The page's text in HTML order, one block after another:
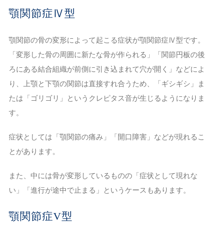
顎関節症Ⅳ型
顎関節の骨の変形によって起こる症状が顎関節症Ⅳ型です。
「変形した骨の周囲に新たな骨が作られる」「関節円板の後
ろにある結合組織が前側に引き込まれて穴が開く」などによ
り、上顎と下顎の関節は直接すれ合うため、「ギシギシ」ま
たは「ゴリゴリ」というクレピタス音が生じるようになりま
す。
症状としては「顎関節の痛み」「開口障害」などが現れるこ
とがあります。
また、中には骨が変形しているものの「症状として現れな
い」「進行が途中で止まる」というケースもあります。
顎関節症V型